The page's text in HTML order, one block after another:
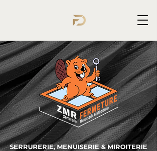
SERRURERIE, MENUISERIE & MIROITERIE